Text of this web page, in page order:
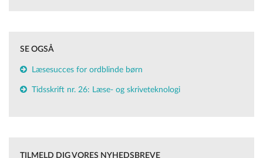
SE OGSÅ
Læsesucces for ordblinde børn
Tidsskrift nr. 26: Læse- og skriveteknologi
TILMELD DIG VORES NYHEDSBREVE